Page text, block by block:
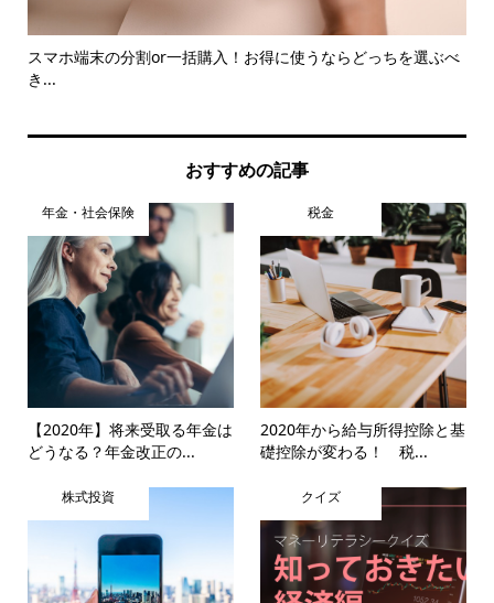
スマホ端末の分割or一括購入！お得に使うならどっちを選ぶべ
き...
おすすめの記事
年金・社会保険
【2020年】将来受取る年金は
どうなる？年金改正の...
税金
2020年から給与所得控除と基
礎控除が変わる！ 税...
株式投資 クイズ